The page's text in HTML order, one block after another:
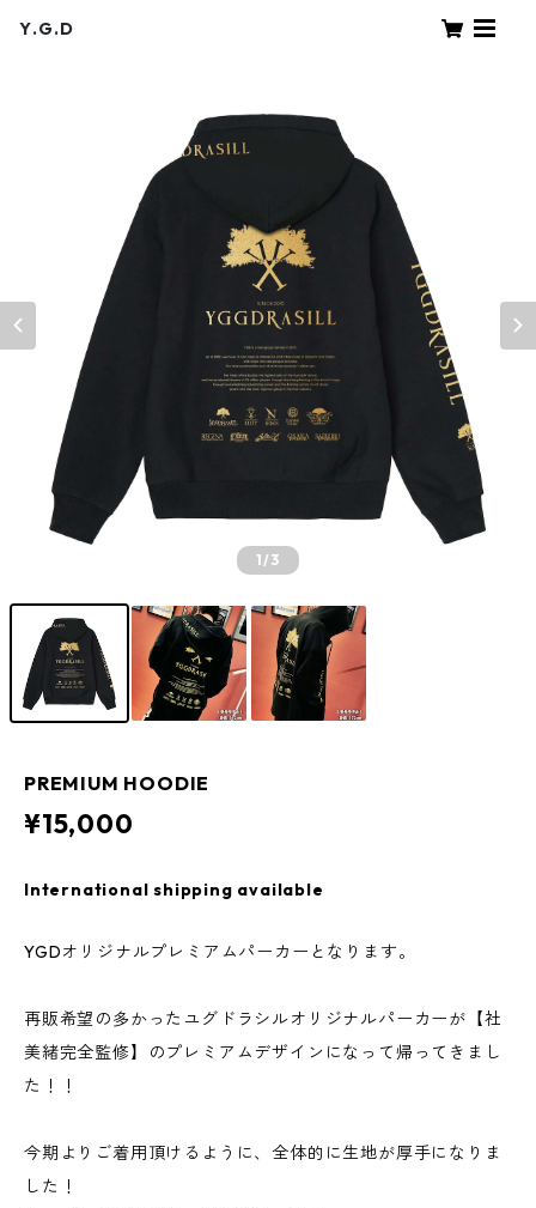
Y.G.D
1/3
PREMIUM HOODIE
¥15,000
International shipping available
YGDオリジナルプレミアムパーカーとなります。
再販希望の多かったユグドラシルオリジナルパーカーが【社
美緒完全監修】のプレミアムデザインになって帰ってきまし
た！！
今期よりご着用頂けるように、全体的に生地が厚手になりま
した！